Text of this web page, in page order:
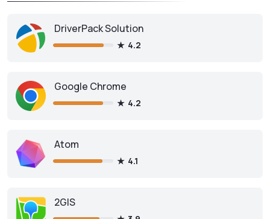
DriverPack Solution
4.2
Google Chrome
4.2
Atom
4.1
2GIS